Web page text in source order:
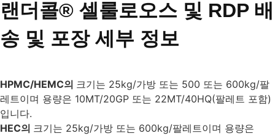
랜더콜® 셀룰로오스 및 RDP 배
송 및 포장 세부 정보
HPMC/HEMC의 크기는 25kg/가방 또는 500 또는 600kg/팔
레트이며 용량은 10MT/20GP 또는 22MT/40HQ(팔레트 포함)
입니다.
HEC의 크기는 25kg/가방 또는 600kg/팔레트이며 용량은